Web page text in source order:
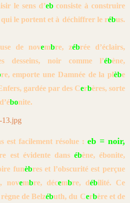
le sens d’ebconsiste à construire
le portent et à déchiffrer le rébus.
de novembre, zébrée d’éclairs,
desseins, noir comme l’ébène,
re, emporte une Damnée de la plèbe
gardée par des Cerbères, sorte
bonite.
est facilement résolue : eb = noir,
est évidente dans ébène, ébonite,
funèbres et l’obscurité est perçue
novembre, décembre, débilité. Ce
règne deBelzébuth, du Cerbère et de